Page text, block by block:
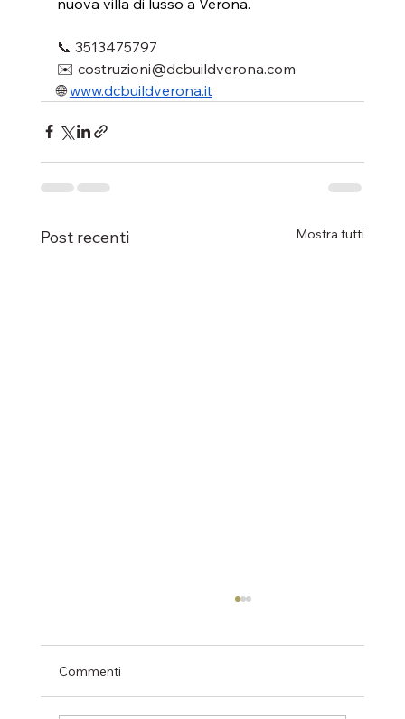
📞 3513475797
✉️ costruzioni@dcbuildverona.com
🌐 www.dcbuildverona.it
Post recenti Mostra tutti
Commenti